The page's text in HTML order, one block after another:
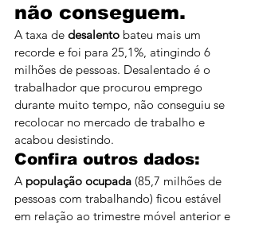
não conseguem.
A taxa de desalento bateu mais um
recorde e foi para 25,1%, atingindo 6
milhões de pessoas. Desalentado é o
trabalhador que procurou emprego
durante muito tempo, não conseguiu se
recolocar no mercado de trabalho e
acabou desistindo.
Confira outros dados:
A população ocupada (85,7 milhões de
pessoas com trabalhando) ficou estável
em relação ao trimestre móvel anterior e